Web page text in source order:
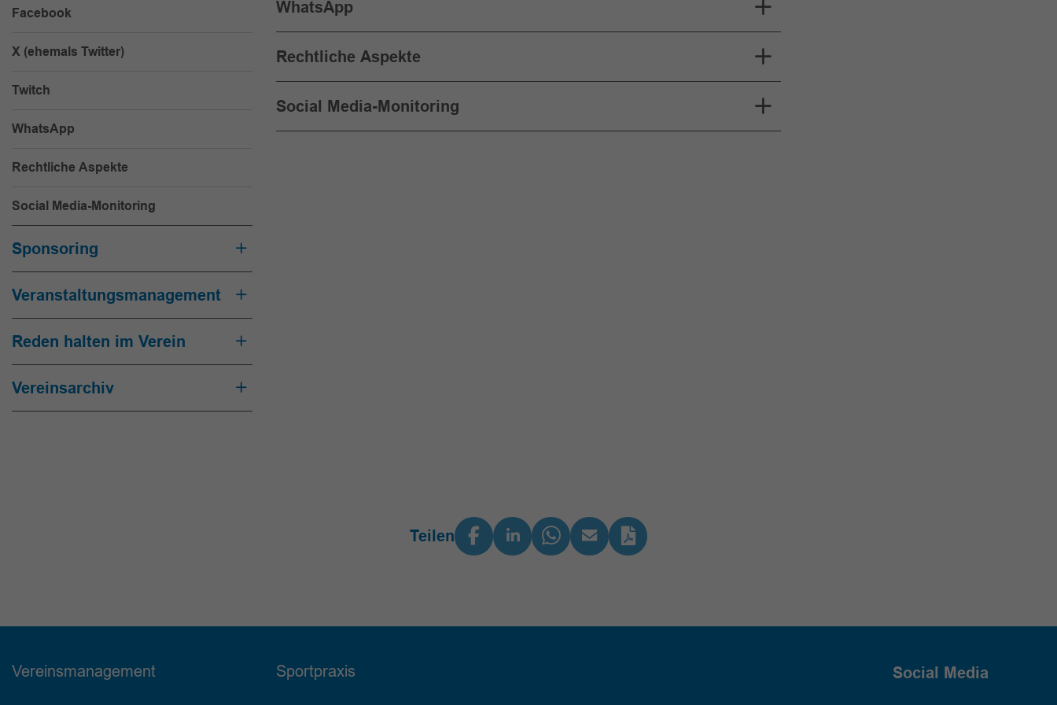
Facebook
X (ehemals Twitter)
Twitch
WhatsApp
Rechtliche Aspekte
Social Media-Monitoring
Sponsoring
Veranstaltungsmanagement
Reden halten im Verein
Vereinsarchiv
WhatsApp
Rechtliche Aspekte
Social Media-Monitoring
Teilen
Vereinsmanagement Sportpraxis Social Media